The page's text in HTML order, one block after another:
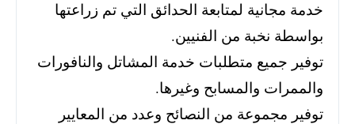
خدمة مجانية لمتابعة الحدائق التي تم زراعتها
بواسطة نخبة من الفنيين.
توفير جميع متطلبات خدمة المشاتل والنافورات
والممرات والمسابح وغيرها.
توفير مجموعة من النصائح وعدد من المعايير